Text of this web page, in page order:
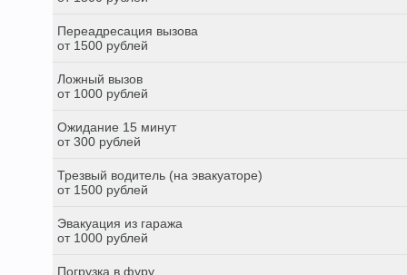
Переадресация вызова
от 1500 рублей
Ложный вызов
от 1000 рублей
Ожидание 15 минут
от 300 рублей
Трезвый водитель (на эвакуаторе)
от 1500 рублей
Эвакуация из гаража
от 1000 рублей
Погрузка в фуру